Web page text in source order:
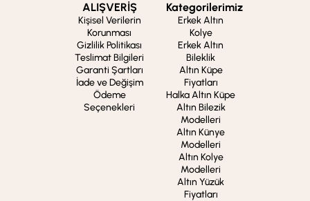
ALIŞVERİŞ
Kişisel Verilerin
Korunması
Gizlilik Politikası
Teslimat Bilgileri
Garanti Şartları
İade ve Değişim
Ödeme
Seçenekleri
Kategorilerimiz
Erkek Altın
Kolye
Erkek Altın
Bileklik
Altın Küpe
Fiyatları
Halka Altın Küpe
Altın Bilezik
Modelleri
Altın Künye
Modelleri
Altın Kolye
Modelleri
Altın Yüzük
Fiyatları